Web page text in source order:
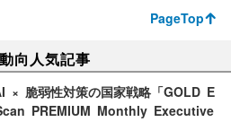
PageTop
向人気記事
× 脆弱性対策の国家戦略「GOLD E
PREMIUM Monthly Executive